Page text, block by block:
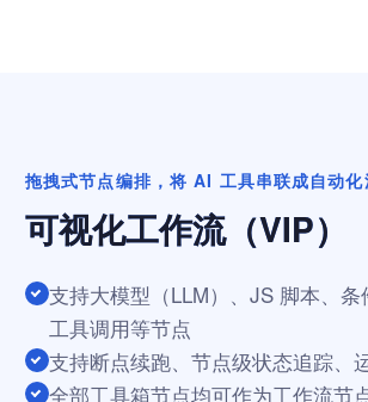
拖拽式节点编排，将 AI 工具串联成自动化
可视化工作流（VIP）
支持大模型（LLM）、JS 脚本、
工具调用等节点
支持断点续跑、节点级状态追踪、
全部工具箱节点均可作为工作流节